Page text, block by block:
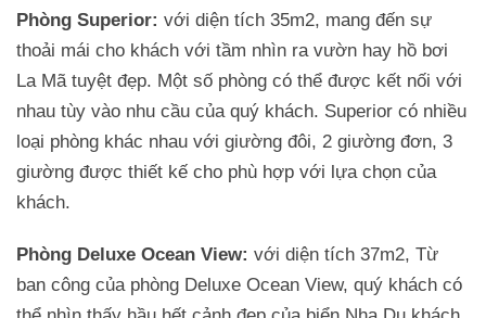
Phòng Superior: với diện tích 35m2, mang đến sự
thoải mái cho khách với tầm nhìn ra vườn hay hồ bơi
La Mã tuyệt đẹp. Một số phòng có thể được kết nối với
nhau tùy vào nhu cầu của quý khách. Superior có nhiều
loại phòng khác nhau với giường đôi, 2 giường đơn, 3
giường được thiết kế cho phù hợp với lựa chọn của
khách.
Phòng Deluxe Ocean View: với diện tích 37m2, Từ
ban công của phòng Deluxe Ocean View, quý khách có